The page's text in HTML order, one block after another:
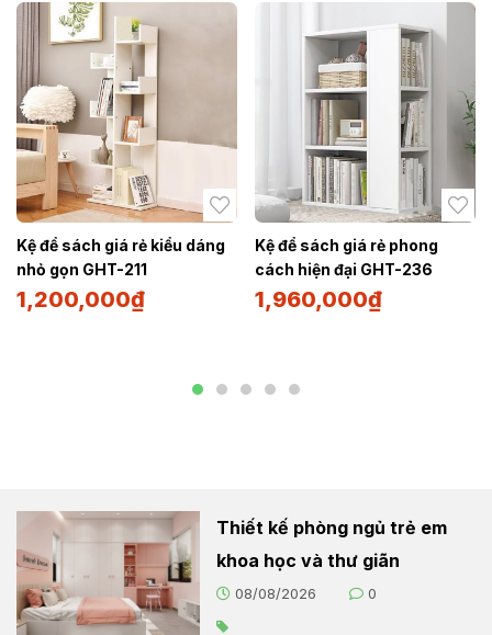
Kệ để sách giá rẻ kiểu dáng
nhỏ gọn GHT-211
1,200,000₫
Kệ để sách giá rẻ phong
cách hiện đại GHT-236
1,960,000₫
Thiết kế phòng ngủ trẻ em
khoa học và thư giãn
08/08/2026 0